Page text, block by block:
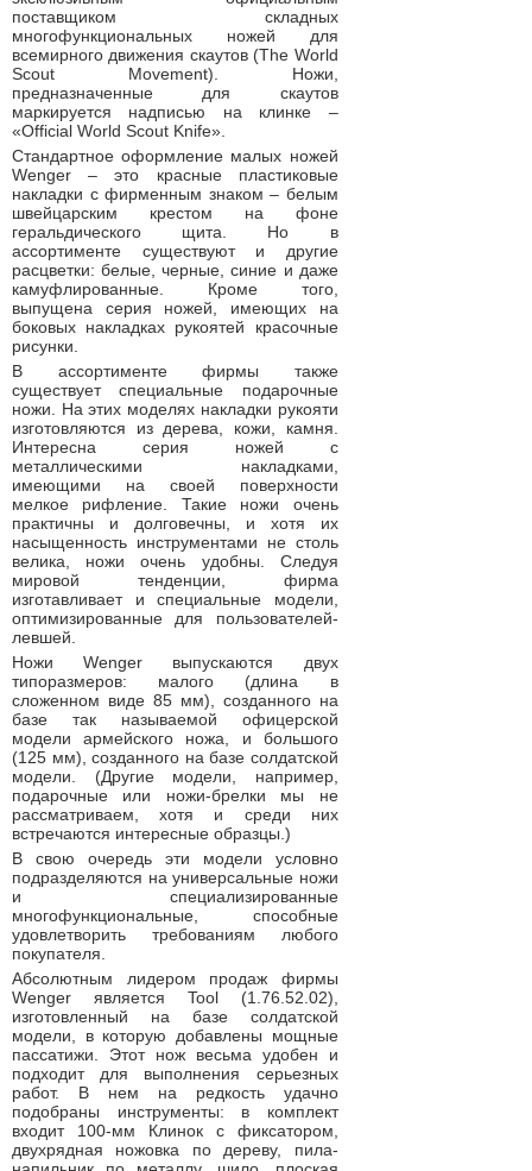
поставщиком складных
многофункциональных ножей для
всемирного движения скаутов (The World
Scout Movement). Ножи,
предназначенные для скаутов
маркируется надписью на клинке –
«Official World Scout Knife».
Стандартное оформление малых ножей
Wenger – это красные пластиковые
накладки с фирменным знаком – белым
швейцарским крестом на фоне
геральдического щита. Но в
ассортименте существуют и другие
расцветки: белые, черные, синие и даже
камуфлированные. Кроме того,
выпущена серия ножей, имеющих на
боковых накладках рукоятей красочные
рисунки.
В ассортименте фирмы также
существует специальные подарочные
ножи. На этих моделях накладки рукояти
изготовляются из дерева, кожи, камня.
Интересна серия ножей с
металлическими накладками,
имеющими на своей поверхности
мелкое рифление. Такие ножи очень
практичны и долговечны, и хотя их
насыщенность инструментами не столь
велика, ножи очень удобны. Следуя
мировой тенденции, фирма
изготавливает и специальные модели,
оптимизированные для пользователей-
левшей.
Ножи Wenger выпускаются двух
типоразмеров: малого (длина в
сложенном виде 85 мм), созданного на
базе так называемой офицерской
модели армейского ножа, и большого
(125 мм), созданного на базе солдатской
модели. (Другие модели, например,
подарочные или ножи-брелки мы не
рассматриваем, хотя и среди них
встречаются интересные образцы.)
В свою очередь эти модели условно
подразделяются на универсальные ножи
и специализированные
многофункциональные, способные
удовлетворить требованиям любого
покупателя.
Абсолютным лидером продаж фирмы
Wenger является Tool (1.76.52.02),
изготовленный на базе солдатской
модели, в которую добавлены мощные
пассатижи. Этот нож весьма удобен и
подходит для выполнения серьезных
работ. В нем на редкость удачно
подобраны инструменты: в комплект
входит 100-мм Клинок с фиксатором,
двухрядная ножовка по дереву, пила-